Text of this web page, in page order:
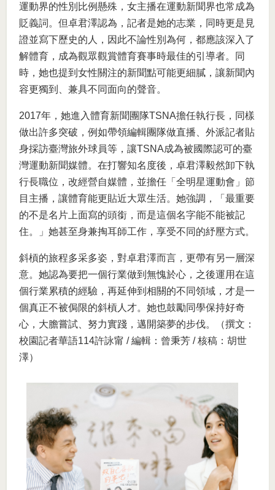
運動界的性別比例懸殊，女主播在運動新聞界也常成為
貶義詞。但卓君澤認為，記者是她的志業，同時更是見
證並寫下歷史的人，因此不論性別為何，都應該深入了
解體育，成為觀眾觀賞體育賽事時最佳的引導者。同
時，她也提到女性關注的新聞點可能更細膩，讓新聞內
容更獨到、兼具不同面向的聲音。
2017年，她進入體育新聞團隊TSNA擔任執行長，同樣
做出許多突破，例如帶領編輯團隊做直播、外派記者貼
身採訪臺灣旅外球員等，讓TSNA成為被國際認可的臺
灣運動新聞媒體。在打響知名度後，卓君澤毅然卸下執
行長職位，改經營自媒體，並擔任「全明星運動會」節
目主播，讓體育能更貼近大眾生活。她強調，「最重要
的不是名片上面寫的頭銜，而是這個名字能不能被記
住。」她甚至身兼掏耳師工作，享受不同的紓壓方式。
斜槓的旅程多采多姿，對卓君澤而言，更帶有另一層深
意。她認為要把一個行業做到無愧於心，之後運用在這
個行業累積的經驗，再延伸到相關的不同領域，才是一
個真正不被侷限的斜槓人才。她也鼓勵同學保持好奇
心，大膽嘗試、努力實踐，邁開築夢的步伐。（撰文：
校園記者華語114許詠甯 / 編輯：曾秉芳 / 核稿：胡世
澤）